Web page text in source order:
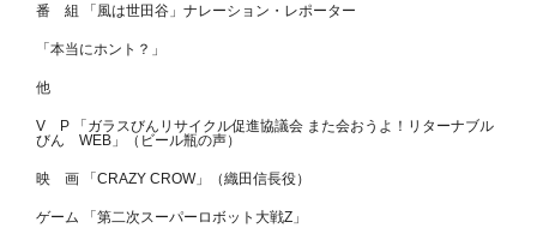
番 組 「風は世田谷」ナレーション・レポーター
「本当にホント？」
他
V P 「ガラスびんリサイクル促進協議会 また会おうよ！リターナブル
びん WEB」（ビール瓶の声）
映 画 「CRAZY CROW」（織田信長役）
ゲーム 「第二次スーパーロボット大戦Z」